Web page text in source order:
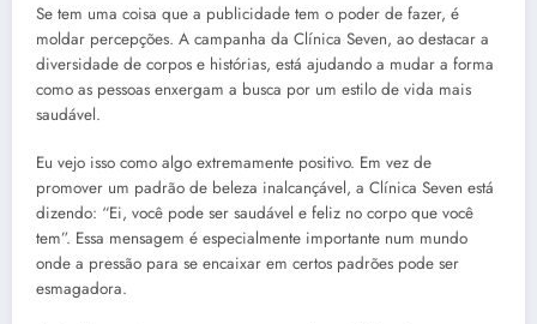
Se tem uma coisa que a publicidade tem o poder de fazer, é
moldar percepções. A campanha da Clínica Seven, ao destacar a
diversidade de corpos e histórias, está ajudando a mudar a forma
como as pessoas enxergam a busca por um estilo de vida mais
saudável.
Eu vejo isso como algo extremamente positivo. Em vez de
promover um padrão de beleza inalcançável, a Clínica Seven está
dizendo: “Ei, você pode ser saudável e feliz no corpo que você
tem”. Essa mensagem é especialmente importante num mundo
onde a pressão para se encaixar em certos padrões pode ser
esmagadora.